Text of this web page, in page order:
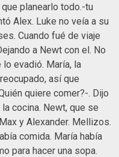
planearlo todo.-tu
Alex. Luke no veía a su
Cuando fué de viaje
a Newt con el. No
evadió. María, la
así que
quiere comer?-. Dijo
cocina. Newt, que se
y Alexander. Mellizos.
comida. María había
para hacer una sopa.